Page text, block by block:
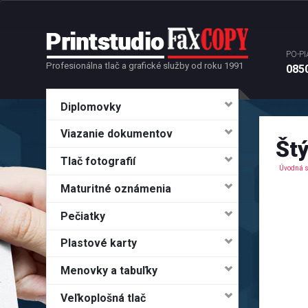
Profesionálna tlač a grafické služby od roku 1991
PO-
Úvodná
Diplomovky
Viazanie dokumentov
Tlač fotografií
Maturitné oznámenia
Pečiatky
Plastové karty
Menovky a tabuľky
Veľkoplošná tlač